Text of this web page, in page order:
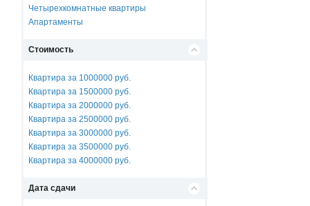
Четырехкомнатные квартиры
Апартаменты
Стоимость
Квартира за 1000000 руб.
Квартира за 1500000 руб.
Квартира за 2000000 руб.
Квартира за 2500000 руб.
Квартира за 3000000 руб.
Квартира за 3500000 руб.
Квартира за 4000000 руб.
Дата сдачи